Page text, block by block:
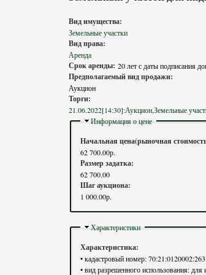
Вид имущества:
Земельные участки
Вид права:
Аренда
Срок аренды: 20 лет с даты подписания
Предполагаемый вид продажи:
Аукцион
Торги:
21.06.2022[14:30]:Аукцион,Земельные
Скрыть
Информация о цене
Начальная цена(рыночная
62 700.00р.
Размер задатка:
62 700.00
Шаг аукциона:
1 000.00р.
Скрыть
Характеристики
Характеристика:
• кадастровый номер:
• вид разрешенного использования: